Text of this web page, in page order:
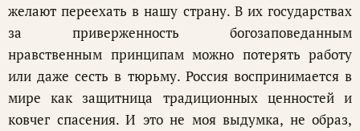
желают переехать в нашу страну. В их государствах
за приверженность богозаповеданным
нравственным принципам можно потерять работу
или даже сесть в тюрьму. Россия воспринимается в
мире как защитница традиционных ценностей и
ковчег спасения. И это не моя выдумка, не образ,